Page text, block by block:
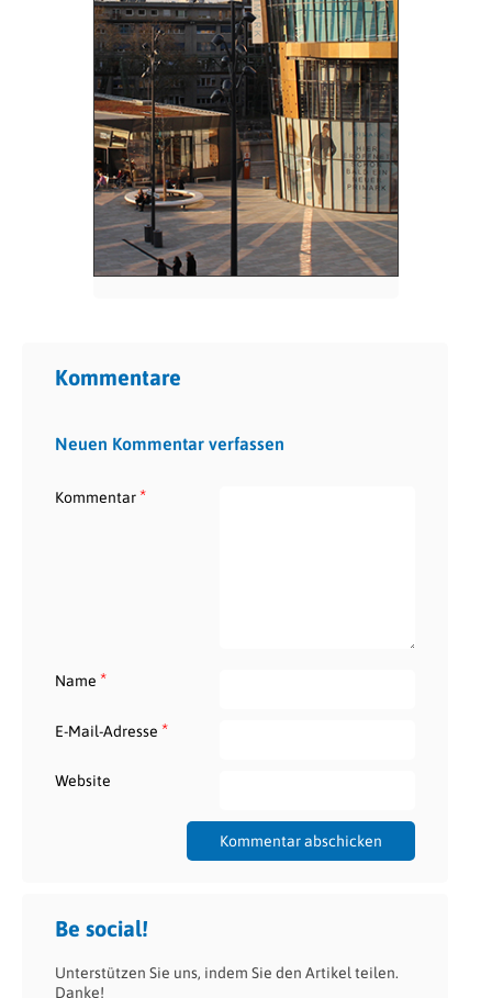
Kommentare
Neuen Kommentar verfassen
Kommentar*
Name *
E-Mail-Adresse *
Website
Be social!
Unterstützen Sie uns, indem Sie den Artikel teilen.
Danke!